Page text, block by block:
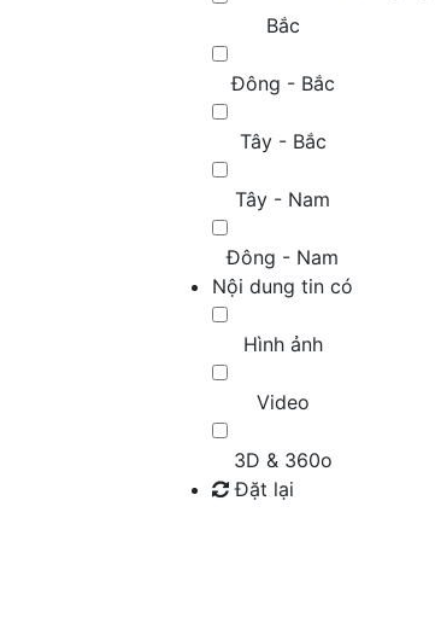
Bắc
Đông - Bắc
Tây - Bắc
Tây - Nam
Đông - Nam
Nội dung tin có
Hình ảnh
Video
3D & 360o
Đặt lại